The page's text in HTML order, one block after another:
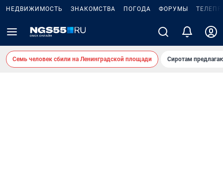
НЕДВИЖИМОСТЬ ЗНАКОМСТВА ПОГОДА ФОРУМЫ
Семь человек сбили на Ленинградской площади Сиротам